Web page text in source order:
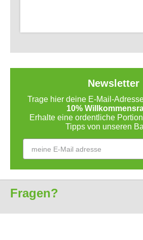
Newsletter
Trage hier deine E-Mail-
10%
Erhalte eine ordentliche
Tipps von unseren
Fragen?